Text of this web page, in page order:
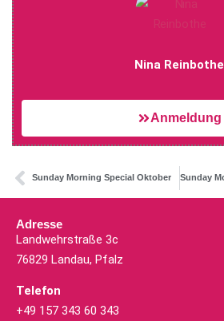
Nina Reinbothe
Anmeldung
Sunday Morning Special Oktober
Adresse
Landwehrstraße 3c
76829 Landau, Pfalz
Telefon
+49 157 343 60 343